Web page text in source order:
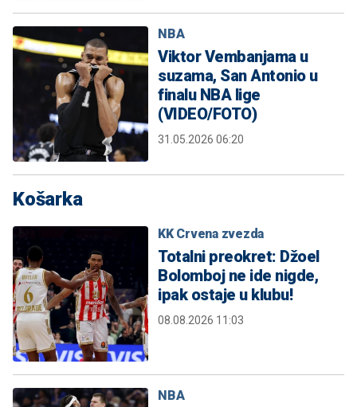
NBA
Viktor Vembanjama u
suzama, San Antonio u
finalu NBA lige
(VIDEO/FOTO)
31.05.2026 06:20
Košarka
KK Crvena zvezda
Totalni preokret: Džoel
Bolomboj ne ide nigde,
ipak ostaje u klubu!
08.08.2026 11:03
NBA